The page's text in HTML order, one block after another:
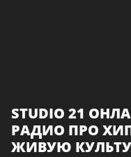
STUDIO 21
РАДИО ПРО
ЖИВУЮ